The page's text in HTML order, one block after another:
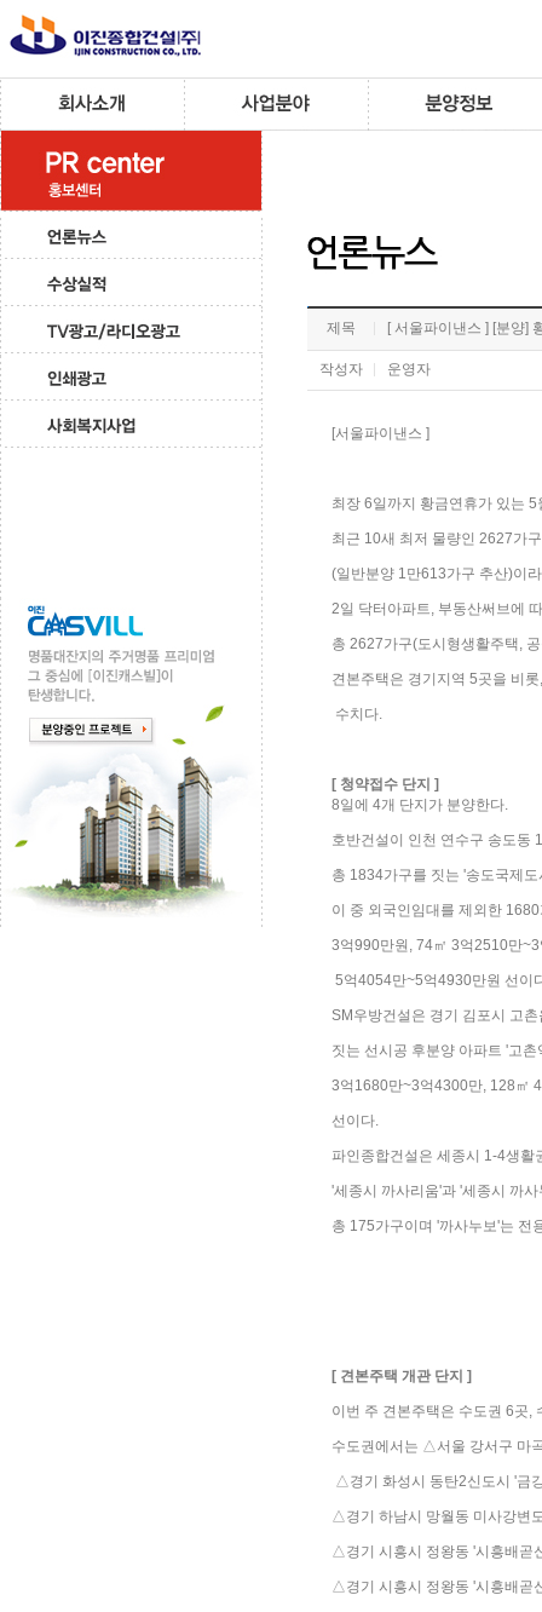
제목 [ 서울파이낸스 ] [분양]
작성자 운영자
[서울파이낸스 ]
최장 6일까지 황금연휴가 있는
최근 10새 최저 물량인 2627가
(일반분양 1만613가구 추산)이
2일 닥터아파트, 부동산써브에
총 2627가구(도시형생활주택,
견본주택은 경기지역 5곳을 비
수치다.
[ 청약접수 단지 ]
8일에 4개 단지가 분양한다.
호반건설이 인천 연수구 송도동
총 1834가구를 짓는 '송도국제
이 중 외국인임대를 제외한
3억990만원, 74㎡ 3억2510만
5억4054만~5억4930만원 선이
SM우방건설은 경기 김포시 고
짓는 선시공 후분양 아파트 '고
3억1680만~3억4300만, 128㎡
선이다.
파인종합건설은 세종시 1-4생
'세종시 까사리움'과 '세종시 까
총 175가구이며 '까사누보'는 전
[ 견본주택 개관 단지 ]
이번 주 견본주택은 수도권 6곳,
수도권에서는 △서울 강서구 마
△경기 화성시 동탄2신도시 '금
△경기 하남시 망월동 미사강변
△경기 시흥시 정왕동 '시흥배곧
△경기 시흥시 정왕동 '시흥배곧